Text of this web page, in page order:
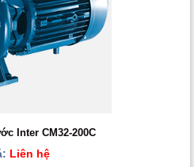
Inter CM32-200C
Liên hệ